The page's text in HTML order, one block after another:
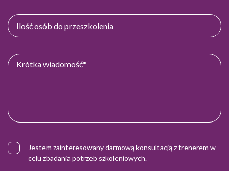
Jestem zainteresowany darmową konsultacją z trenerem w
celu zbadania potrzeb szkoleniowych.